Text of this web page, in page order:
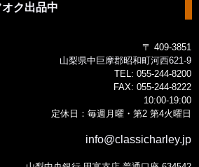
ク出品中
〒 409-3851
山梨県中巨摩郡昭和町河西621-9
TEL: 055-244-8200
FAX: 055-244-8222
10:00-19:00
定休日：毎週月曜・第2 第4火曜日
info@classicharley.jp